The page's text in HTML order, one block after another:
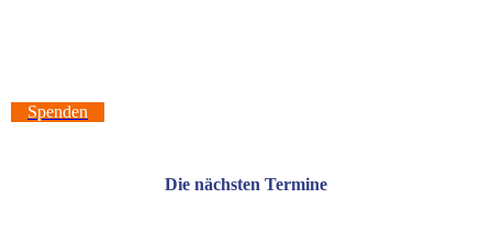
Spenden
Die nächsten Termine